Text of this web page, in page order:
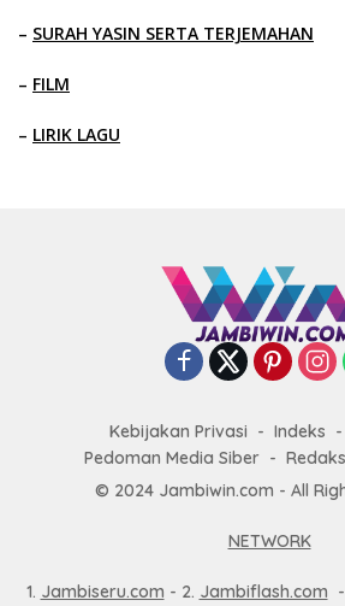
– SURAH YASIN SERTA TERJEMAHAN
– FILM
– LIRIK LAGU
Kebijakan Privasi Indeks
Pedoman Media Siber
© 2024 Jambiwin.com - All
NETWORK
1. Jambiseru.com - 2. Jambiflash.com